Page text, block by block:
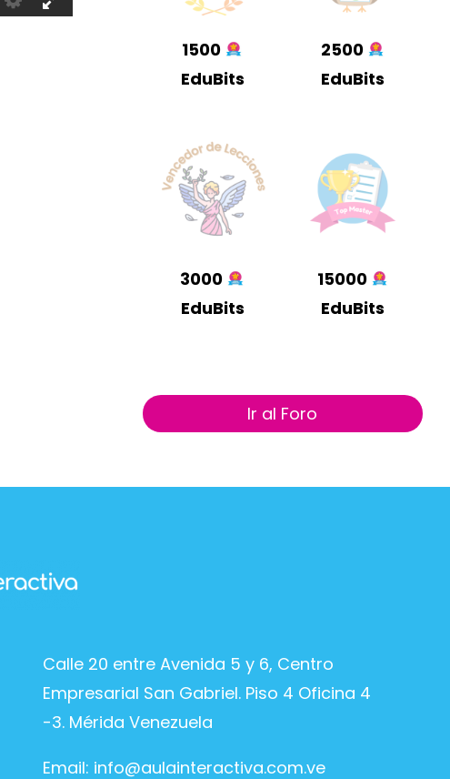
1500
EduBits
2500
EduBits
3000
EduBits
15000
EduBits
Ir al Foro
Calle 20 entre Avenida 5 y 6, Centro
Empresarial San Gabriel. Piso 4 Oficina 4
-3. Mérida Venezuela
Email: info@aulainteractiva.com.ve